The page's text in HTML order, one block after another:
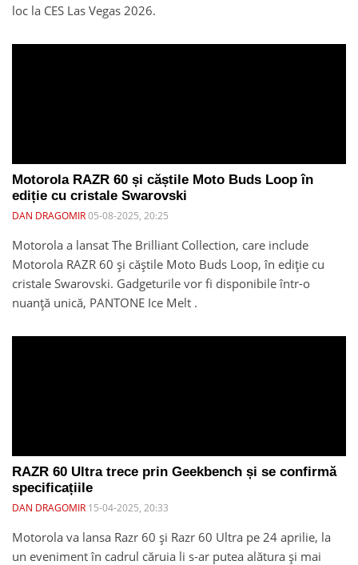
loc la CES Las Vegas 2026.
Motorola RAZR 60 și căștile Moto Buds Loop în
ediție cu cristale Swarovski
DAN DRAGOMIR05-08-2025, 20:25
Motorola a lansat The Brilliant Collection, care include
Motorola RAZR 60 și căștile Moto Buds Loop, în ediție cu
cristale Swarovski. Gadgeturile vor fi disponibile într-o
nuanță unică, PANTONE Ice Melt .
RAZR 60 Ultra trece prin Geekbench și se confirmă
specificațiile
DAN DRAGOMIR 15-04-2025, 20:33
Motorola va lansa Razr 60 și Razr 60 Ultra pe 24 aprilie, la
un eveniment în cadrul căruia li s-ar putea alătura și mai